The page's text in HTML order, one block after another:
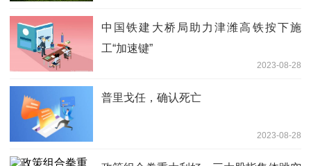
中国铁建大桥局助力津潍高铁按下施
工“加速键”
2023-08-28
普里戈任，确认死亡
2023-08-28